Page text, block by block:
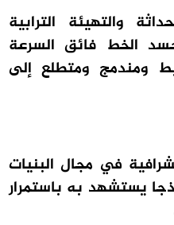
والتهيئة الترابية
الخط فائق السرعة
ومندمج ومتطلع إلى
في مجال البنيات
يستشهد به باستمرار